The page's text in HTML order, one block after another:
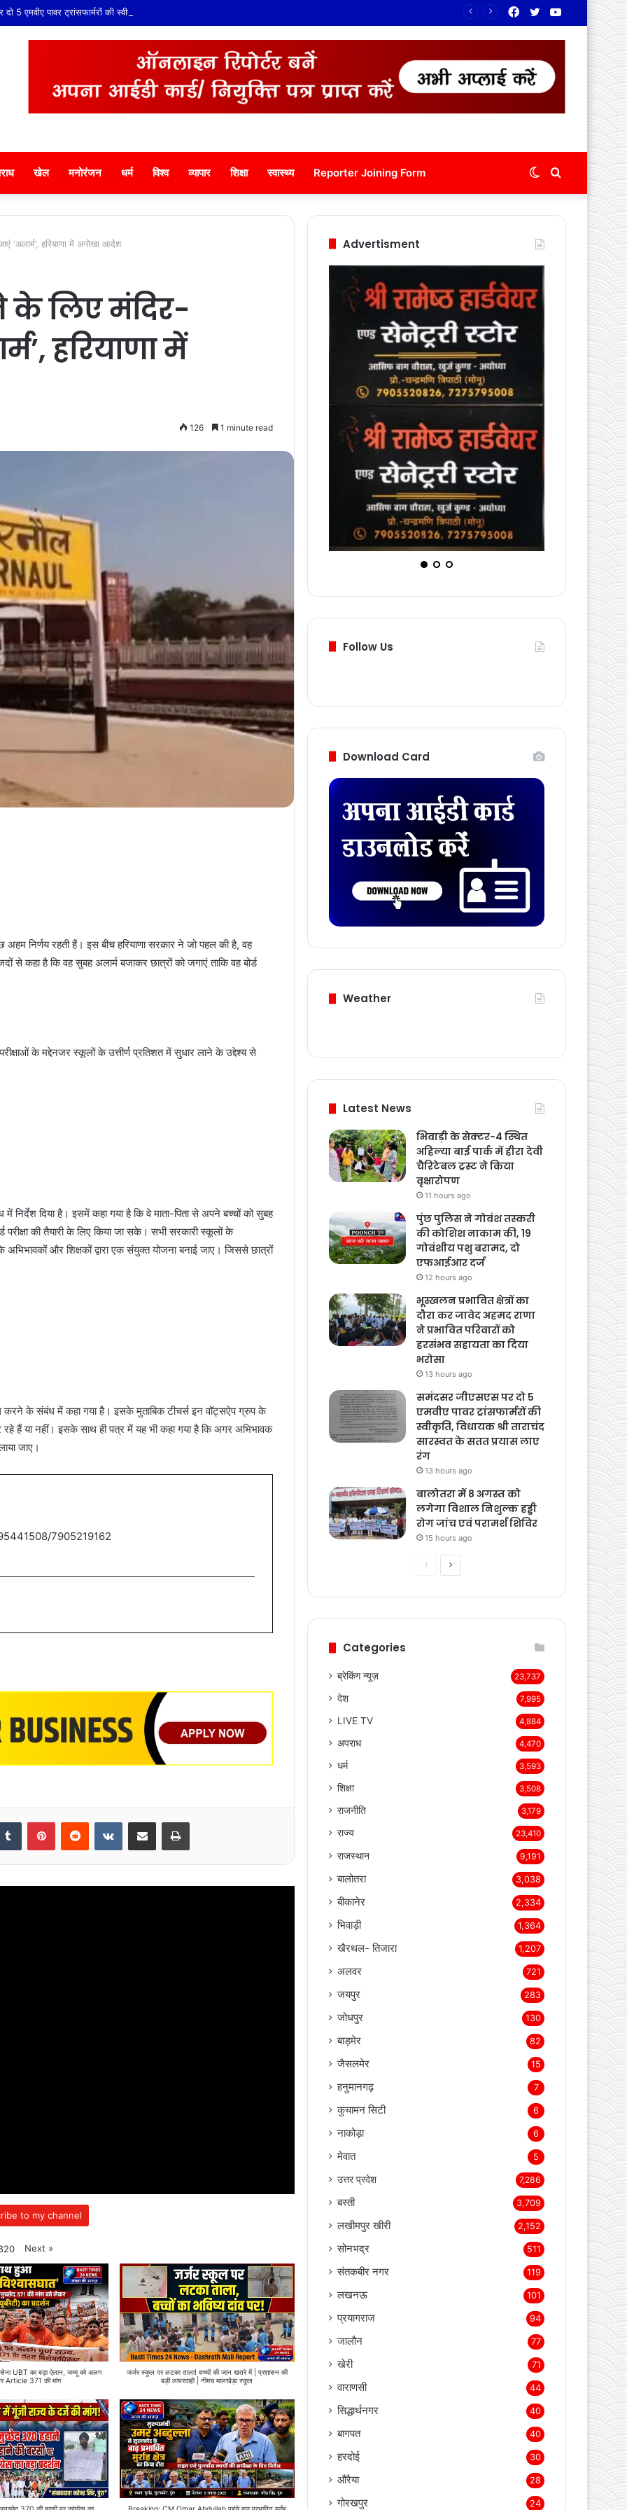
5 एमवीए पावर ट्रांसफार्मरों की स्वीकृति, विधायक श्री ताराचंद सारस्वत के सतत प्रयास लाए रंग YouTube
Twitter
Facebook
खेल मनोरंजन धर्म विश्व व्यापार शिक्षा स्वास्थ्य Reporter Joining Form Switch
skin
‘अलार्म’, हरियाणा में अनोखा आदेश
के लिए मंदिर-
हरियाणा में
126 1 minute read
निर्णय रहती हैं। इस बीच हरियाणा सरकार ने जो पहल की है, वह
कहा है कि वह सुबह अलार्म बजाकर छात्रों को जगाएं ताकि वह बोर्ड
के मद्देनजर स्कूलों के उत्तीर्ण प्रतिशत में सुधार लाने के उद्देश्य से
निर्देश दिया है। इसमें कहा गया है कि वे माता-पिता से अपने बच्चों को सुबह
की तैयारी के लिए किया जा सके। सभी सरकारी स्कूलों के
अभिभावकों और शिक्षकों द्वारा एक संयुक्त योजना बनाई जाए। जिससे छात्रों
के संबंध में कहा गया है। इसके मुताबिक टीचर्स इन वॉट्सऐप ग्रुप के
हैं या नहीं। इसके साथ ही पत्र में यह भी कहा गया है कि अगर अभिभावक
जाए।
7905219162
Tumblr PinterestReddit VKontakteShare via Email Print
to my channel
Next »
UBT का बड़ा ऐलान, जम्मू को अलग
Article 371 की मांग
जर्जर स्कूल पर लटका ताला! बच्चों की जान खतरे में | प्रशासन की
बड़ी लापरवाही | नीमच मालखेड़ा स्कूल
Advertisment
Follow Us
Download Card
Weather
Latest News
भिवाड़ी के सेक्टर-4 स्थित
अहिल्या बाई पार्क में हीरा देवी
चैरिटेबल ट्रस्ट ने किया
वृक्षारोपण
11 hours ago
पुंछ पुलिस ने गोवंश तस्करी
की कोशिश नाकाम की, 19
गोवंशीय पशु बरामद, दो
एफआईआर दर्ज
12 hours ago
भूस्खलन प्रभावित क्षेत्रों का
दौरा कर जावेद अहमद राणा
ने प्रभावित परिवारों को
हरसंभव सहायता का दिया
भरोसा
13 hours ago
समंदसर जीएसएस पर दो 5
एमवीए पावर ट्रांसफार्मरों की
स्वीकृति, विधायक श्री ताराचंद
सारस्वत के सतत प्रयास लाए
रंग
13 hours ago
बालोतरा में 8 अगस्त को
लगेगा विशाल निशुल्क हड्डी
रोग जांच एवं परामर्श शिविर
15 hours ago
PreviousNext
Categories
ब्रेकिंग न्यूज़ 23,737
देश 7,995
LIVE TV 4,884
अपराध 4,470
धर्म 3,593
शिक्षा 3,508
राजनीति 3,179
राज्य 23,410
राजस्थान 9,191
बालोतरा 3,038
बीकानेर 2,334
भिवाड़ी 1,364
खैरथल- तिजारा 1,207
अलवर 721
जयपुर 283
जोधपुर 130
बाड़मेर 82
जैसलमेर 15
हनुमानगढ़ 7
कुचामन सिटी 6
नाकोड़ा 6
मेवात 5
उत्तर प्रदेश 7,286
बस्ती 3,709
लखीमपुर खीरी 2,152
सोनभद्र 511
संतकबीर नगर 119
लखनऊ 101
प्रयागराज 94
जालौन 77
खेरी 71
वाराणसी 44
सिद्धार्थनगर 40
बागपत 40
हरदोई 30
औरैया 28
गोरखपुर 24